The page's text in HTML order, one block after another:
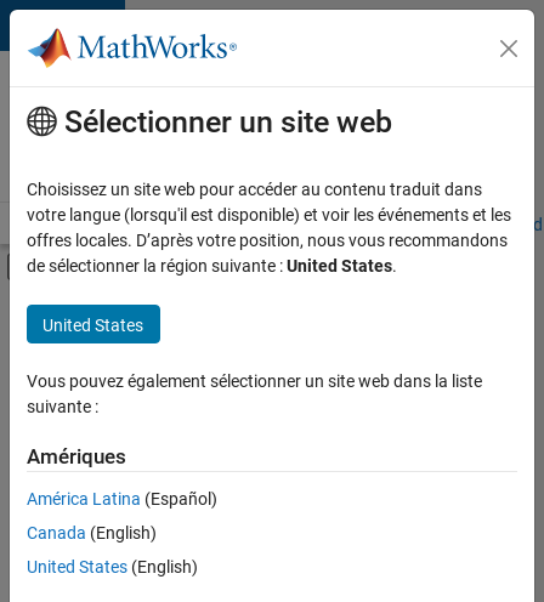
Passer au contenu
Votre
carrière
chez
Accueil Explorer nos opportunités Adresses de nos bureaux
Activer/désactiver l'affichage du menu
Contenu principal
FILTRER PAR
Développement de produits
Gestion des programmes
Ingénierie de la qualité
Enregistrer
Sélectionner un site web
Choisissez un site web pour accéder au contenu traduit dans
votre langue (lorsqu'il est disponible) et voir les événements et les
offres locales. D’après votre position, nous vous recommandons
de sélectionner la région suivante :United States.
United States
Vous pouvez également sélectionner un site web dans la liste
suivante :
Amériques
América Latina (Español)
Canada (English)
United States (English)